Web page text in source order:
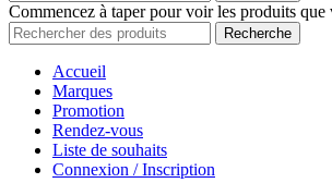
Commencez à taper pour voir les produits que
Recherche
Accueil
Marques
Promotion
Rendez-vous
Liste de souhaits
Connexion / Inscription